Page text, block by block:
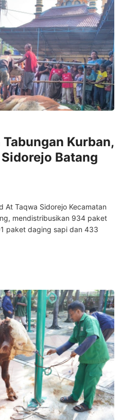
Kurban,
Batang
At Taqwa Sidorejo Kecamatan
mendistribusikan 934 paket
paket daging sapi dan 433